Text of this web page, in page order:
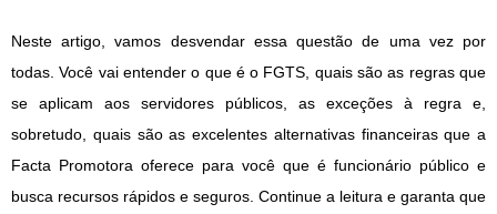
Neste artigo, vamos desvendar essa questão de uma vez por
todas. Você vai entender o que é o FGTS, quais são as regras que
se aplicam aos servidores públicos, as exceções à regra e,
sobretudo, quais são as excelentes alternativas financeiras que a
Facta Promotora oferece para você que é funcionário público e
busca recursos rápidos e seguros. Continue a leitura e garanta que